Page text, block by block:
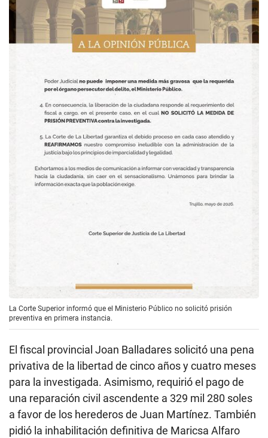
La Corte Superior informó que el Ministerio Público no solicitó prisión
preventiva en primera instancia.
El fiscal provincial Joan Balladares solicitó una pena
privativa de la libertad de cinco años y cuatro meses
para la investigada. Asimismo, requirió el pago de
una reparación civil ascendente a 329 mil 280 soles
a favor de los herederos de Juan Martínez. También
pidió la inhabilitación definitiva de Maricsa Alfaro